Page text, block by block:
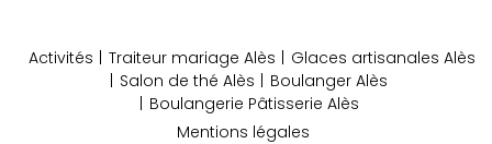
Activités Traiteur mariage Alès
Glaces artisanales Alès
Salon de thé Alès
Boulanger Alès
Boulangerie Pâtisserie Alès
Mentions légales